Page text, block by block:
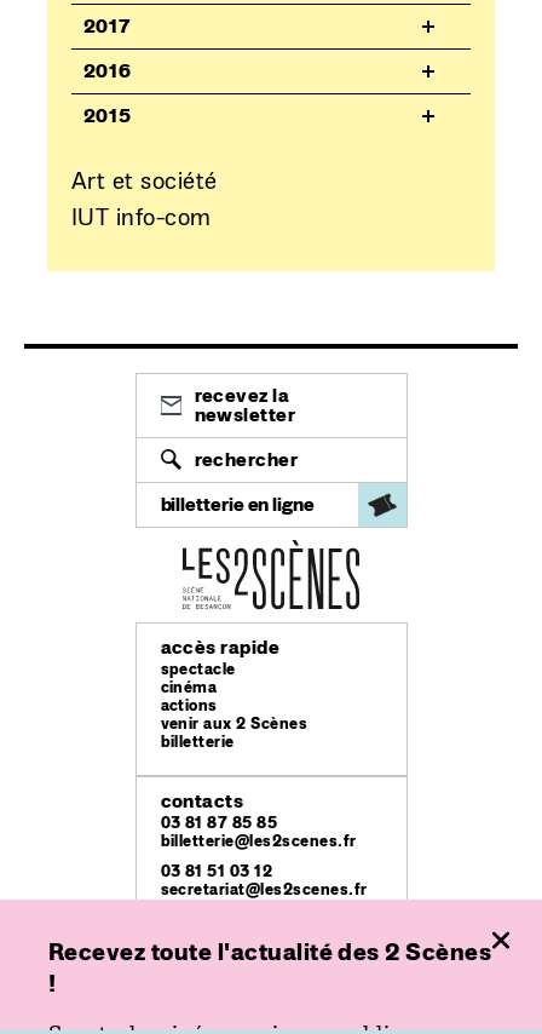
2017
2016
2015
Art et société
IUT info-com
recevez la
newsletter
rechercher
billetterie en ligne
accès rapide
spectacle
cinéma
actions
venir aux 2 Scènes
billetterie
contacts
03 81 87 85 85
billetterie@les2scenes.fr
03 81 51 03 12
secretariat@les2scenes.fr
lieux
Recevez toute l'actualité des 2 Scènes
!